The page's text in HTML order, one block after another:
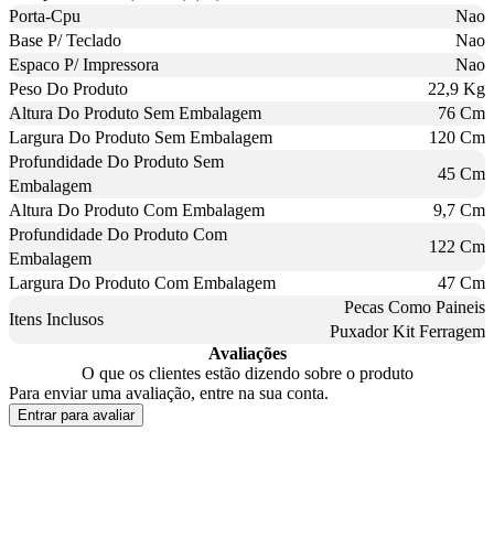
Porta-Cpu
Nao
Base P/ Teclado
Nao
Espaco P/ Impressora
Nao
Peso Do Produto
22,9 Kg
Altura Do Produto Sem Embalagem
76 Cm
Largura Do Produto Sem Embalagem
120 Cm
Profundidade Do Produto Sem
Embalagem
45 Cm
Altura Do Produto Com Embalagem
9,7 Cm
Profundidade Do Produto Com
Embalagem
122 Cm
Largura Do Produto Com Embalagem
47 Cm
Itens Inclusos
Pecas Como Paineis
Puxador Kit Ferragem
Avaliações
O que os clientes estão dizendo sobre o produto
Para enviar uma avaliação, entre na sua conta.
Entrar para avaliar